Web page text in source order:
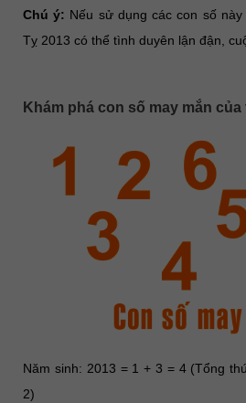
Chú ý: Nếu sử dụng các con số
Tỵ 2013 có thể tình duyên lận đận,
Khám phá con số may mắn của
Năm sinh: 2013 = 1 + 3 = 4 (Tổng
2)